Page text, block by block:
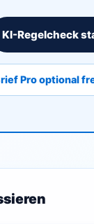
KI-Regelcheck
Pro optional